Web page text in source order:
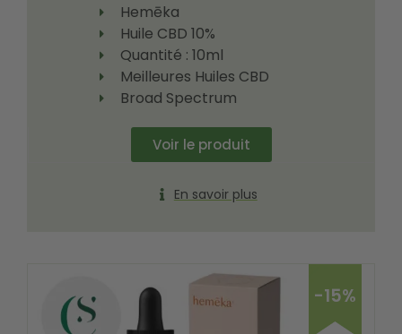
Hemēka
Huile CBD 10%
Quantité : 10ml
Meilleures Huiles CBD
Broad Spectrum
Voir le produit
En savoir plus
-15%